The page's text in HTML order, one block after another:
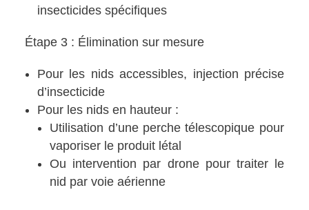
insecticides spécifiques
Étape 3 : Élimination sur mesure
Pour les nids accessibles, injection précise
d’insecticide
Pour les nids en hauteur :
Utilisation d’une perche télescopique pour
vaporiser le produit létal
Ou intervention par drone pour traiter le
nid par voie aérienne